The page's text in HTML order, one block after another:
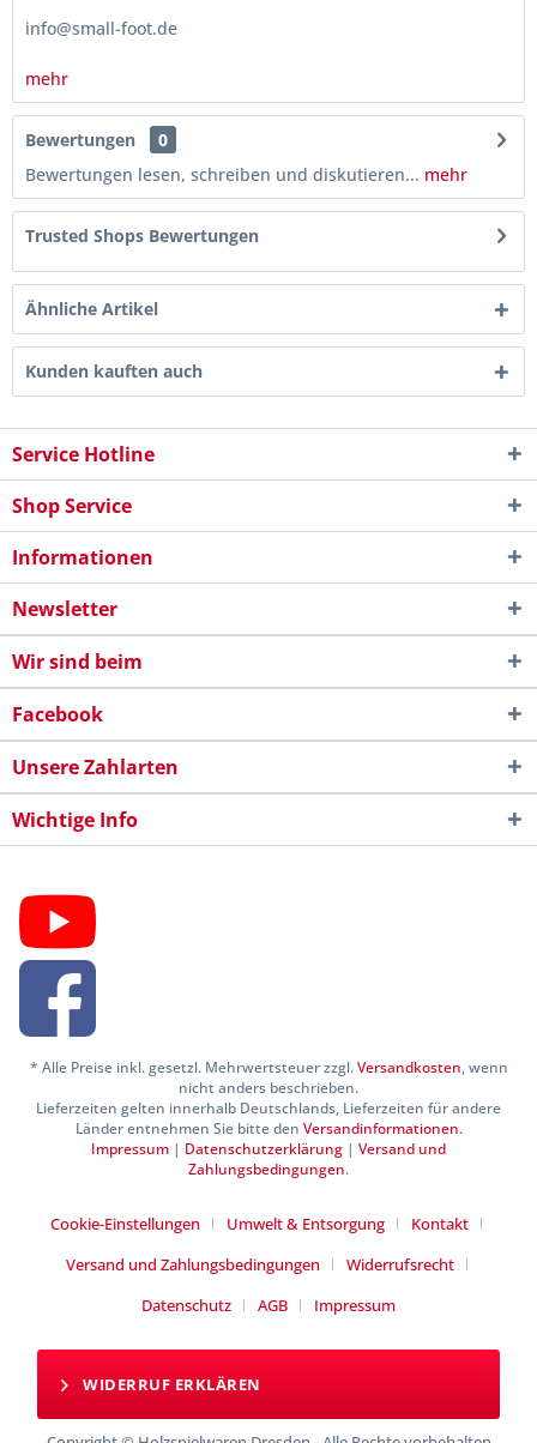
info@small-foot.de
mehr
Bewertungen
0
Bewertungen lesen, schreiben und diskutieren... mehr
Trusted Shops Bewertungen
Ähnliche Artikel
Kunden kauften auch
Service Hotline
Shop Service
Informationen
Newsletter
Wir sind beim
Facebook
Unsere Zahlarten
Wichtige Info
* Alle Preise inkl. gesetzl. Mehrwertsteuer zzgl.Versandkosten, wenn
nicht anders beschrieben.
Lieferzeiten gelten innerhalb Deutschlands, Lieferzeiten für andere
Länder entnehmen Sie bitte den Versandinformationen.
Impressum | Datenschutzerklärung | Versand und
Zahlungsbedingungen.
Cookie-Einstellungen Umwelt & Entsorgung
Kontakt
Versand und Zahlungsbedingungen
Widerrufsrecht
Datenschutz
AGB Impressum
WIDERRUF ERKLÄREN